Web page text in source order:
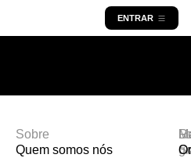
ENTRAR
Sobre
Quem somos nós